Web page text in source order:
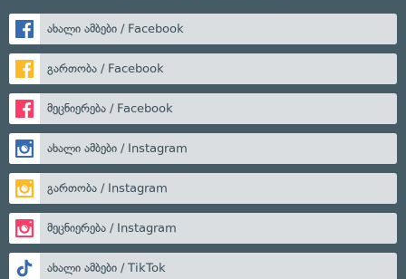
ახალი ამბები / Facebook
გართობა / Facebook
მეცნიერება / Facebook
ახალი ამბები / Instagram
გართობა / Instagram
მეცნიერება / Instagram
ახალი ამბები / TikTok